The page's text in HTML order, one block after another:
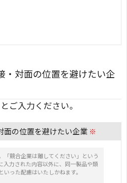
対面の位置を避けたい企
ご入力ください。
面の位置を避けたい企業 ※